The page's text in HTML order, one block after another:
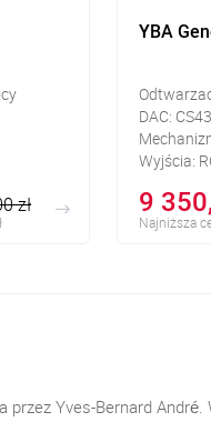
zł
YBA
DAC:
Wyjścia:
9
Najniższa
Yves-Bernard